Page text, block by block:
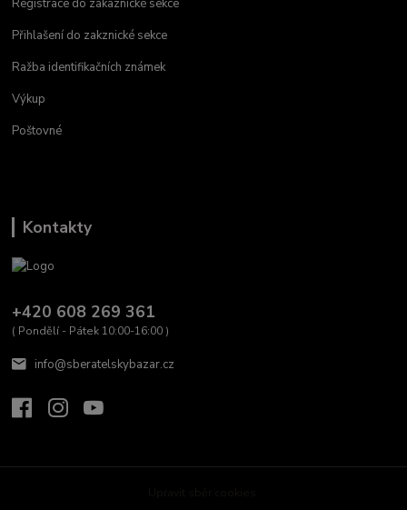
Registrace do zákaznické sekce
Přihlašení do zakznické sekce
Ražba identifikačních známek
Výkup
Poštovné
Kontakty
+420 608 269 361
( Pondělí - Pátek 10:00-16:00 )
info@sberatelskybazar.cz